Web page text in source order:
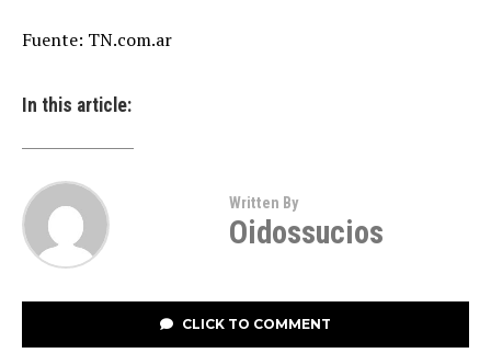
Fuente: TN.com.ar
In this article:
Written By
Oidossucios
CLICK TO COMMENT